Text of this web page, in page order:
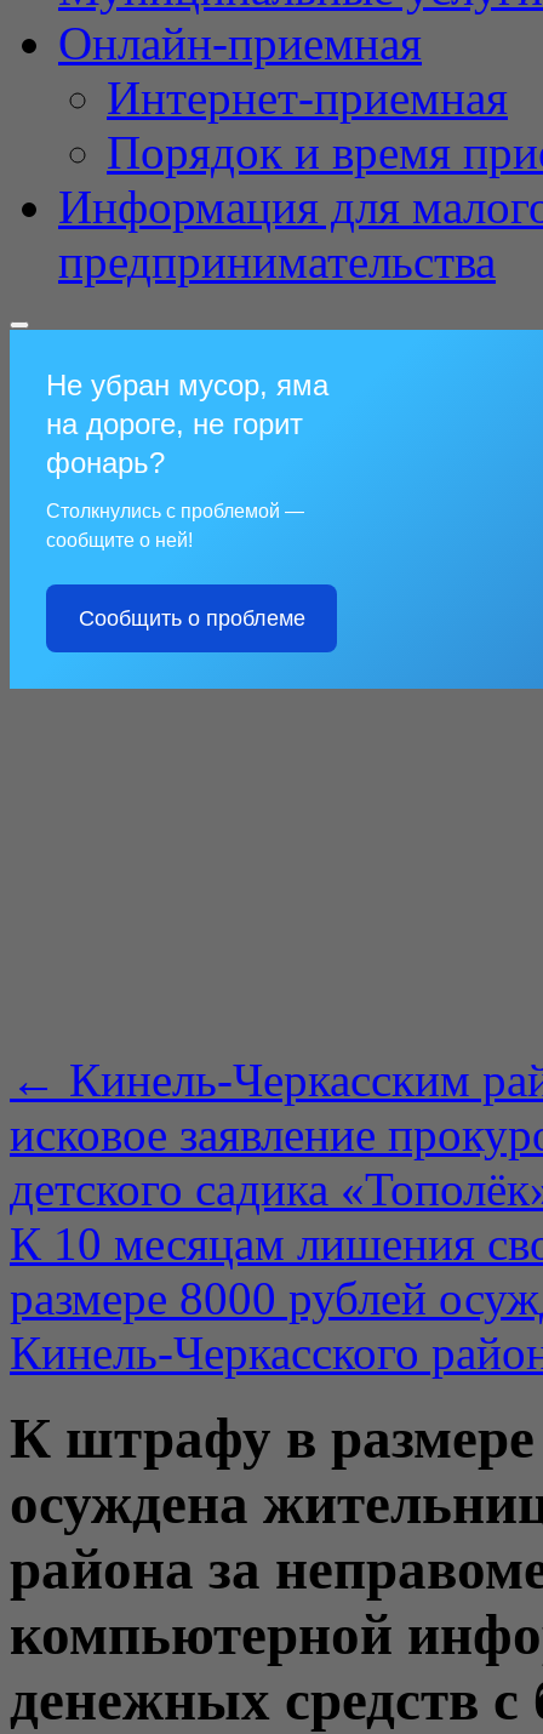
Онлайн-приемная
Интернет-приемная
Порядок и время
Информация для
предпринимательства
Не убран мусор, яма
на дороге, не горит
фонарь?
Столкнулись с проблемой —
сообщите о ней!
Сообщить о проблеме
← Кинель-Черкасским
исковое заявление
детского садика
К 10 месяцам лишения
размере 8000 рублей
Кинель-Черкасского
К штрафу в размере
осуждена
района за
компьютерной
денежных средств с